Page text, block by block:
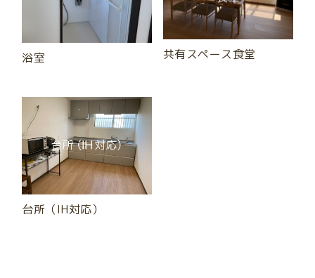
浴室 共有スペース食堂
台所（IH対応）